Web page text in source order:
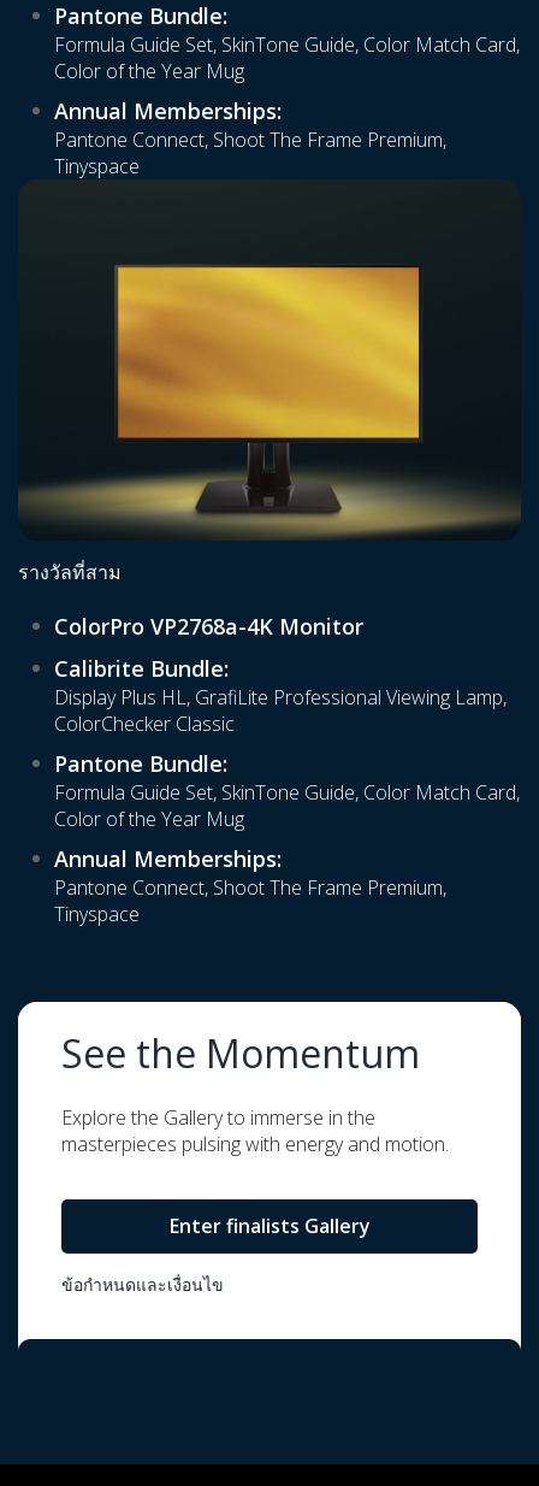
Pantone Bundle:
Formula Guide Set, SkinTone Guide, Color Match Card,
Color of the Year Mug
Annual Memberships:
Pantone Connect, Shoot The Frame Premium,
Tinyspace
รางวัลที่สาม
ColorPro VP2768a-4K Monitor
Calibrite Bundle:
Display Plus HL, GrafiLite Professional Viewing Lamp,
ColorChecker Classic
Pantone Bundle:
Formula Guide Set, SkinTone Guide, Color Match Card,
Color of the Year Mug
Annual Memberships:
Pantone Connect, Shoot The Frame Premium,
Tinyspace
See the Momentum
Explore the Gallery to immerse in the
masterpieces pulsing with energy and motion.
Enter finalists Gallery
ข้อกำหนดและเงื่อนไข